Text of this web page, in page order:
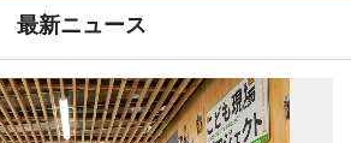
最新ニュース